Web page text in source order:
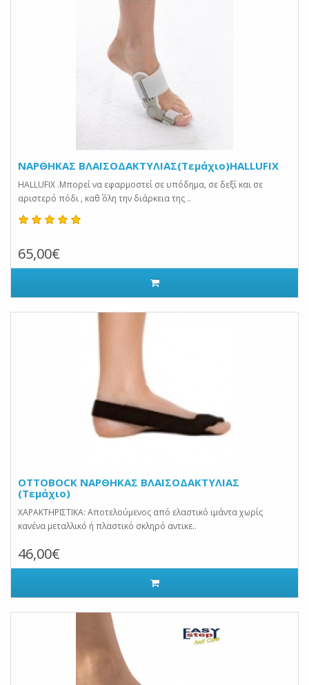
ΝΑΡΘΗΚΑΣ ΒΛΑΙΣΟΔΑΚΤΥΛΙΑΣ(Τεμάχιο)HALLUFIX
HALLUFIX .Μπορεί να εφαρμοστεί σε υπόδημα, σε δεξί και σε
αριστερό πόδι , καθ΄ όλη την διάρκεια της ..
65,00€
OTTOBOCK ΝΑΡΘΗΚΑΣ ΒΛΑΙΣΟΔΑΚΤΥΛΙΑΣ
(Τεμάχιο)
ΧΑΡΑΚΤΗΡΙΣΤΙΚΑ: Αποτελούμενος από ελαστικό ιμάντα χωρίς
κανένα μεταλλικό ή πλαστικό σκληρό αντικε..
46,00€